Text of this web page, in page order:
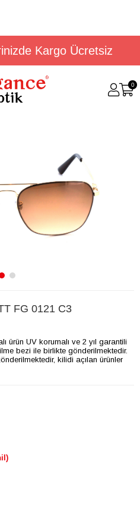
Kargo Ücretsiz
0
FG 0121 C3
ürün UV korumalı ve 2 yıl garantili
bezi ile birlikte gönderilmektedir.
kilidi açılan ürünler